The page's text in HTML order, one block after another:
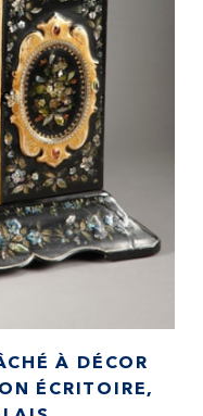
À DÉCOR
ÉCRITOIRE,